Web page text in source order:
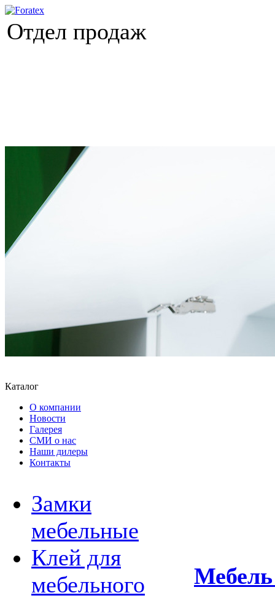
Отдел продаж
Каталог
О компании
Новости
Галерея
СМИ о нас
Наши дилеры
Контакты
Замки
мебельные
Клей для
мебельного
Мебель